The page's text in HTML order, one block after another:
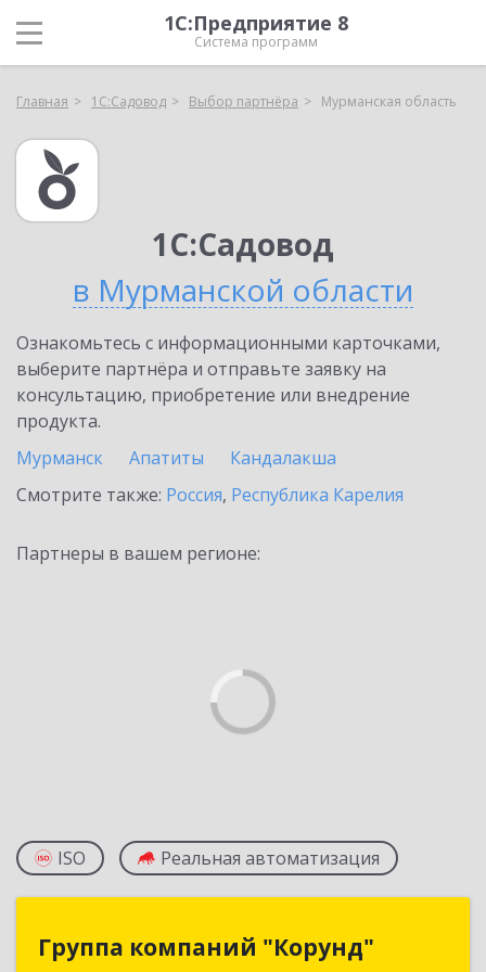
1С:Предприятие 8
Система программ
Главная 1С:Садовод Выбор партнёра Мурманская область
1С:Садовод
в Мурманской области
Ознакомьтесь с информационными карточками,
выберите партнёра и отправьте заявку на
консультацию, приобретение или внедрение
продукта.
Мурманск
Апатиты
Кандалакша
Смотрите также: Россия, Республика Карелия
Партнеры в вашем регионе:
ISO Реальная автоматизация
Группа компаний "Корунд"
Группа компаний "Корунд"